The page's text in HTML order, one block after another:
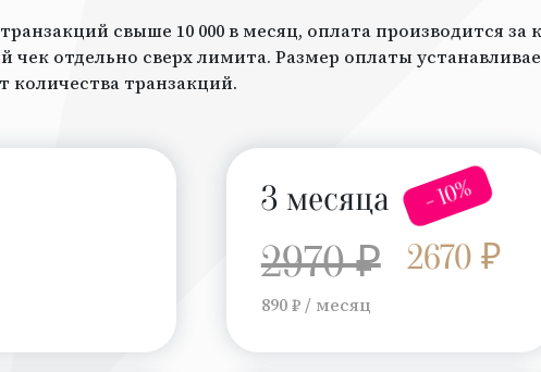
свыше 10 000 в месяц, оплата производится за
отдельно сверх лимита. Размер оплаты
количества транзакций.
3 месяца - 10%
2970 ₽ 2670 ₽
890 ₽ / месяц